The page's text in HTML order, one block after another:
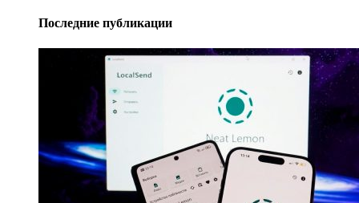
Последние публикации